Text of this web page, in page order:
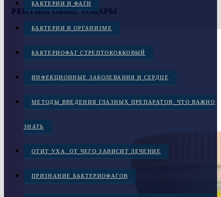
БАКТЕРИИ И ФАГИ
БАКТЕРИИ В ОРГАНИЗМЕ
БАКТЕРИОФАГ СТРЕПТОКОККОВЫЙ
ИНФЕКЦИОННЫЕ ЗАБОЛЕВАНИЯ И СЕРДЦЕ
МЕТОДЫ ВВЕДЕНИЯ ГЛАЗНЫХ ПРЕПАРАТОВ. ЧТО ВАЖНО
ЗНАТЬ
ОТИТ УХА. ОТ ЧЕГО ЗАВИСИТ ЛЕЧЕНИЕ
ПРИЗНАНИЕ БАКТЕРИОФАГОВ
РЕЙТИНГОВЫЕ ТОВАРЫ